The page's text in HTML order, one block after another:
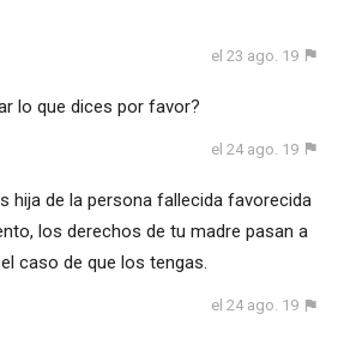
el 23 ago. 19
lo que dices por favor?
el 24 ago. 19
hija de la persona fallecida favorecida
los derechos de tu madre pasan a
caso de que los tengas.
el 24 ago. 19